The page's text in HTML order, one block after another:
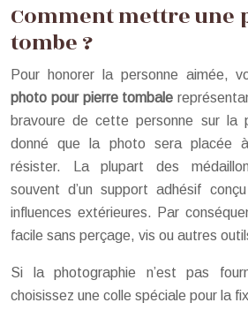
Comment mettre une
tombe ?
Pour honorer la personne aimée,
photo pour pierre tombale
bravoure de cette personne sur la
donné que la photo sera placée
résister. La plupart des
souvent d’un support adhésif
influences extérieures. Par
facile sans perçage, vis ou autres
Si la photographie n’est pas
choisissez une colle spéciale pour la